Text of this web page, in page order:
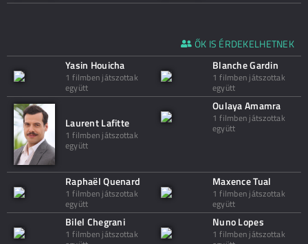
ŐK IS ÉRDEKELHETNEK
Yasin Houicha
1 filmben játszottak
együtt
Blanche Gardin
1 filmben játszottak
együtt
Laurent Lafitte
1 filmben játszottak
együtt
Oulaya Amamra
1 filmben játszottak
együtt
Raphaël Quenard
1 filmben játszottak
együtt
Maxence Tual
1 filmben játszottak
együtt
Bilel Chegrani
1 filmben játszottak
Nuno Lopes
1 filmben játszottak